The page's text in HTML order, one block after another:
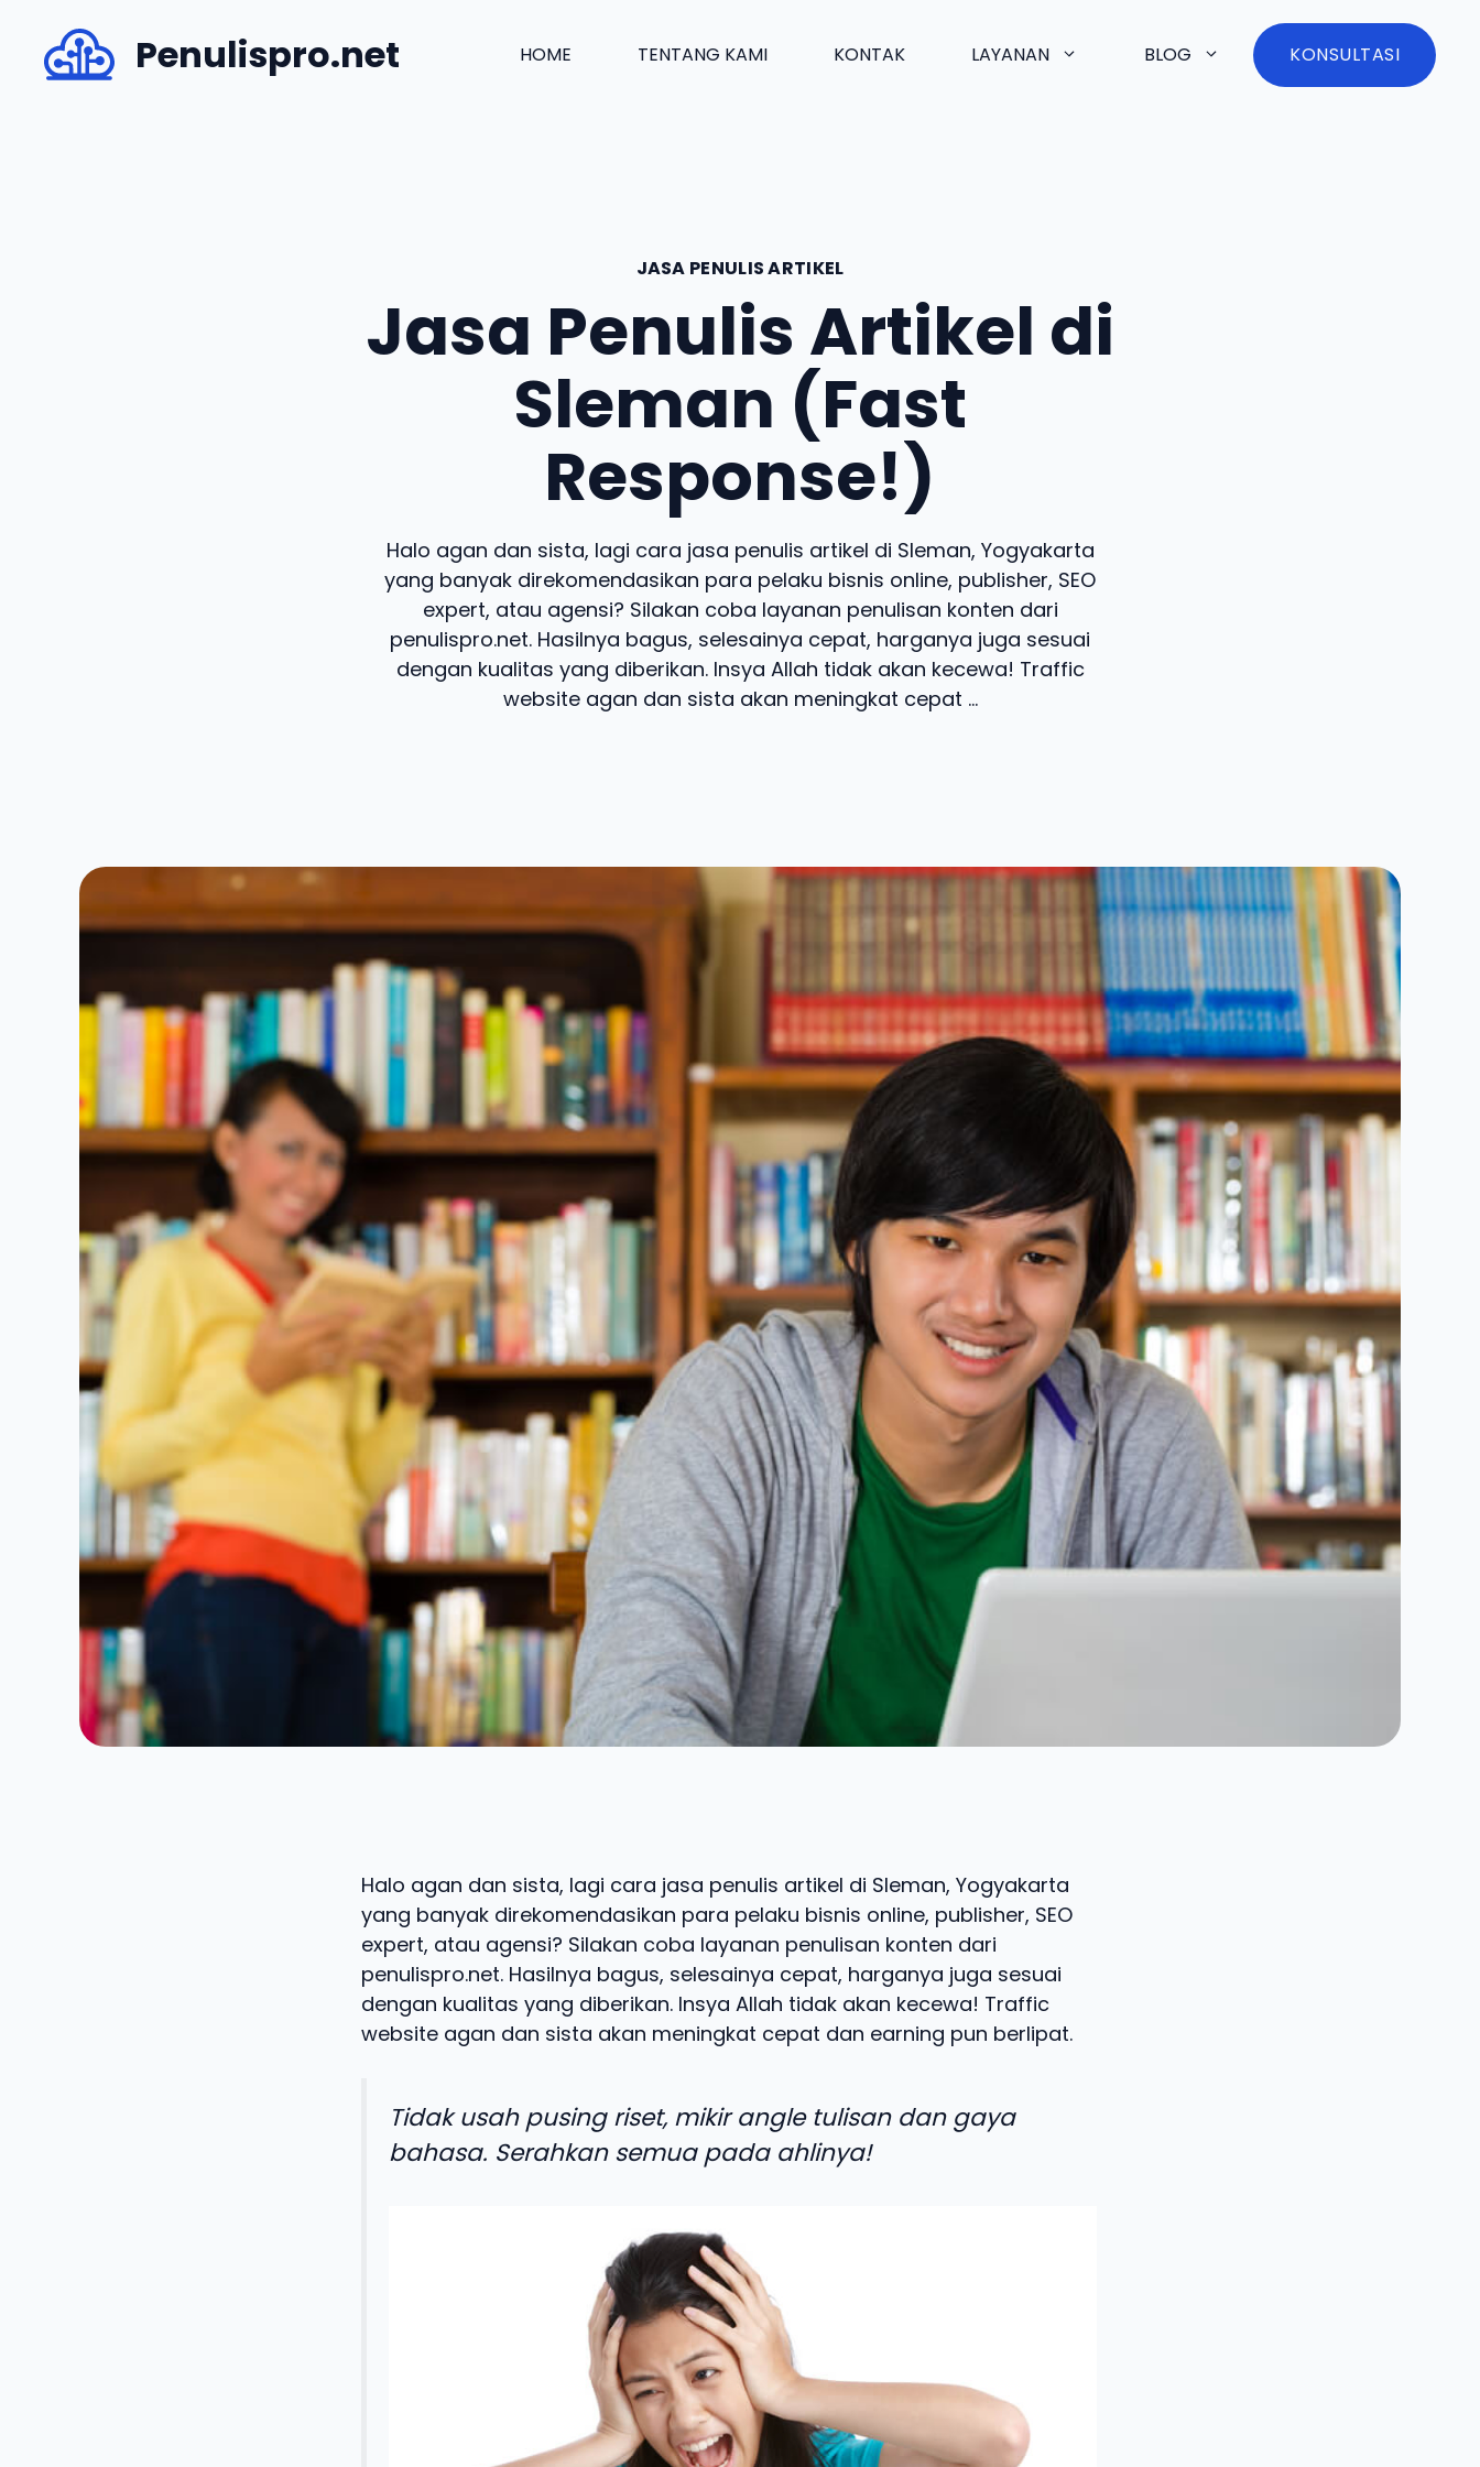
content
Penulispro.net HOME TENTANG KAMI KONTAK LAYANAN BLOG KONSULTASI
JASA PENULIS ARTIKEL
Jasa Penulis Artikel di
Sleman (Fast
Response!)
Halo agan dan sista, lagi cara jasa penulis artikel di Sleman, Yogyakarta
yang banyak direkomendasikan para pelaku bisnis online, publisher, SEO
expert, atau agensi? Silakan coba layanan penulisan konten dari
penulispro.net. Hasilnya bagus, selesainya cepat, harganya juga sesuai
dengan kualitas yang diberikan. Insya Allah tidak akan kecewa! Traffic
website agan dan sista akan meningkat cepat ...
Halo agan dan sista, lagi cara jasa penulis artikel di Sleman, Yogyakarta
yang banyak direkomendasikan para pelaku bisnis online, publisher, SEO
expert, atau agensi? Silakan coba layanan penulisan konten dari
penulispro.net. Hasilnya bagus, selesainya cepat, harganya juga sesuai
dengan kualitas yang diberikan. Insya Allah tidak akan kecewa! Traffic
website agan dan sista akan meningkat cepat dan earning pun berlipat.
Tidak usah pusing riset, mikir angle tulisan dan gaya
bahasa. Serahkan semua pada ahlinya!